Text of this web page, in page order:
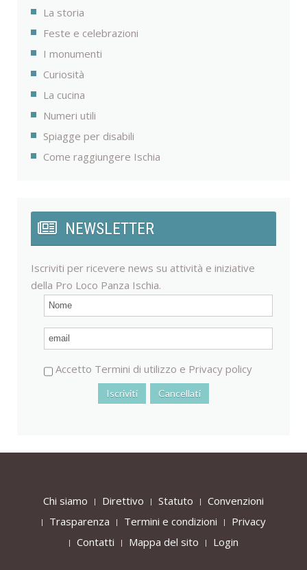
La storia
Feste e celebrazioni
I monumenti
Curiosità
La cucina
Numeri utili
Spiagge per disabili
Come raggiungere Ischia
NEWSLETTER
Iscriviti per ricevere news su attività e iniziative
della Pro Loco Panza Ischia.
Accetto Termini di utilizzo e Privacy policy
Chi siamo Direttivo Statuto
Convenzioni
Trasparenza
Termini e condizioni
Privacy
Contatti
Mappa del sito Login